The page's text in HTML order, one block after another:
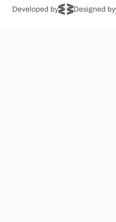
Developed by Designed by